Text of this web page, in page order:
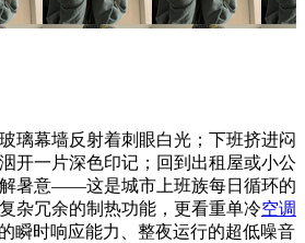
璃幕墙反射着刺眼白光；下班挤进闷
开一片深色印记；回到出租屋或小公
暑意——这是城市上班族每日循环的
杂冗余的制热功能，更看重单冷空调
瞬时响应能力、整夜运行的超低噪音